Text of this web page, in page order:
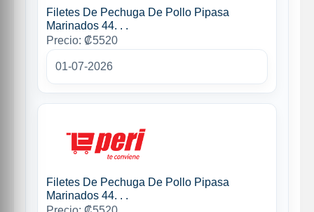
Filetes De Pechuga De Pollo Pipasa
Marinados 44. . .
Precio: ₡5520
01-07-2026
Filetes De Pechuga De Pollo Pipasa
Marinados 44. . .